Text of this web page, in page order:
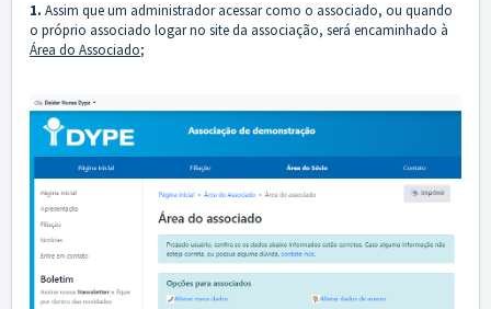
1. Assim que um administrador acessar como o associado, ou quando
o próprio associado logar no site da associação, será encaminhado à
Área do Associado;